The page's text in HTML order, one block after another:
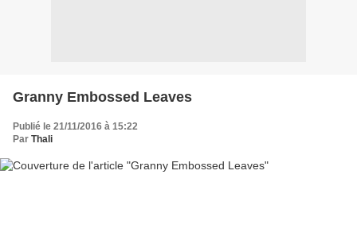
Granny Embossed Leaves
Publié le 21/11/2016 à 15:22
Par Thali